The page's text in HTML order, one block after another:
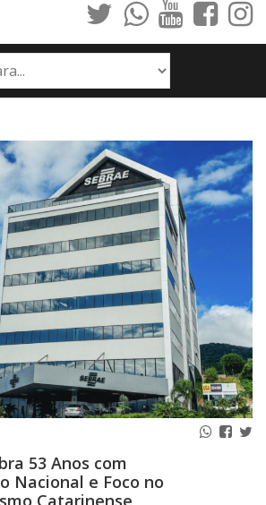
LEGAIS
53 Anos com
Nacional e Foco no